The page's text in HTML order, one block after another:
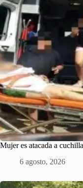
Mujer es atacada a
6 agosto, 2026